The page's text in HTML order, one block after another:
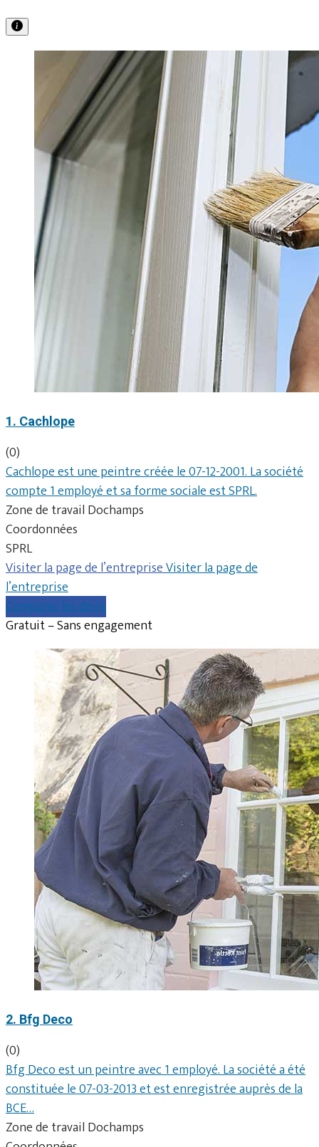
1. Cachlope
(0)
Cachlope est une peintre créée le 07-12-2001. La société
compte 1 employé et sa forme sociale est SPRL.
Zone de travail Dochamps
Coordonnées
SPRL
Visiter la page de l’entrepriseVisiter la page de
l’entreprise
Comparer les devis
Gratuit – Sans engagement
2. Bfg Deco
(0)
Bfg Deco est un peintre avec 1 employé. La société a été
constituée le 07-03-2013 et est enregistrée auprès de la
BCE…
Zone de travail Dochamps